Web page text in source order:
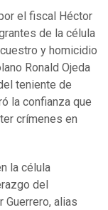
el fiscal Héctor
de la célula
y homicidio
Ronald Ojeda
teniente de
la confianza que
crímenes en
la célula
del
Guerrero, alias